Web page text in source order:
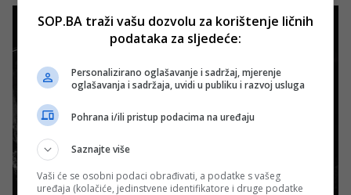
SOP.BA traži vašu dozvolu za korištenje ličnih
podataka za sljedeće:
Personalizirano oglašavanje i sadržaj, mjerenje
oglašavanja i sadržaja, uvidi u publiku i razvoj usluga
Pohrana i/ili pristup podacima na uređaju
Saznajte više
Vaši će se osobni podaci obrađivati, a podatke s vašeg
uređaja (kolačiće, jedinstvene identifikatore i druge podatke